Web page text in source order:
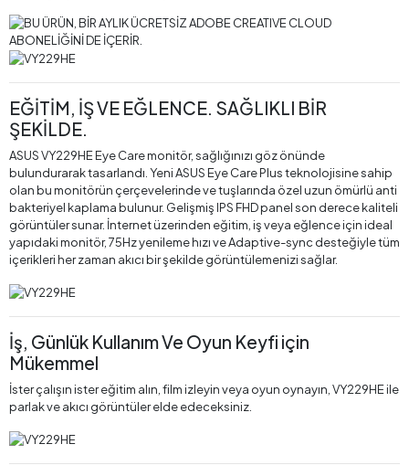
EĞİTİM, İŞ VE EĞLENCE. SAĞLIKLI BİR
ŞEKİLDE.
ASUS VY229HE Eye Care monitör, sağlığınızı göz önünde
bulundurarak tasarlandı. Yeni ASUS Eye Care Plus teknolojisine sahip
olan bu monitörün çerçevelerinde ve tuşlarında özel uzun ömürlü anti
bakteriyel kaplama bulunur. Gelişmiş IPS FHD panel son derece kaliteli
görüntüler sunar. İnternet üzerinden eğitim, iş veya eğlence için ideal
yapıdaki monitör, 75Hz yenileme hızı ve Adaptive-sync desteğiyle tüm
içerikleri her zaman akıcı bir şekilde görüntülemenizi sağlar.
İş, Günlük Kullanım Ve Oyun Keyfi için
Mükemmel
İster çalışın ister eğitim alın, film izleyin veya oyun oynayın, VY229HE ile
parlak ve akıcı görüntüler elde edeceksiniz.